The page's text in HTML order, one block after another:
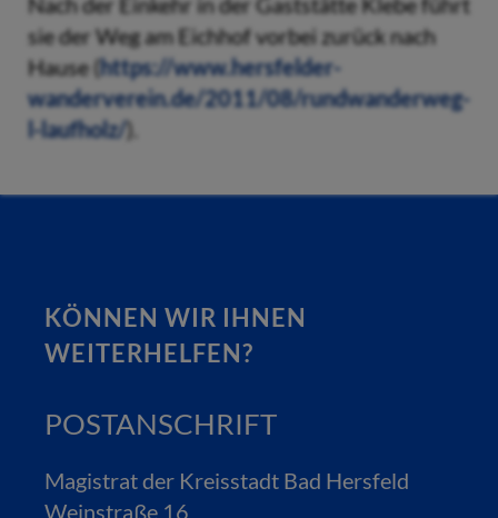
sie der Weg am Eichhof vorbei zurück nach
Hause (https://www.hersfelder-
wanderverein.de/2011/08/rundwanderweg-
l-laufholz/).
KÖNNEN WIR IHNEN
WEITERHELFEN?
POSTANSCHRIFT
Magistrat der Kreisstadt Bad Hersfeld
Weinstraße 16